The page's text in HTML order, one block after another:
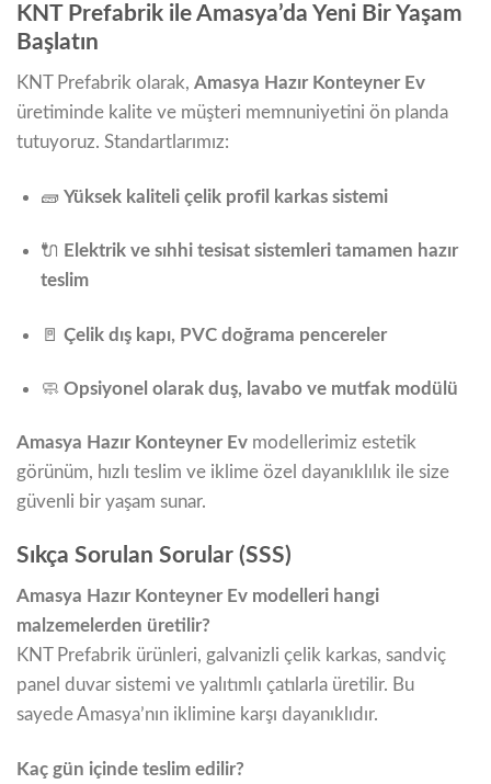
KNT Prefabrik ile Amasya’da Yeni Bir Yaşam
Başlatın
KNT Prefabrik olarak, Amasya Hazır Konteyner Ev
üretiminde kalite ve müşteri memnuniyetini ön planda
tutuyoruz. Standartlarımız:
🧱Yüksek kaliteli çelik profil karkas sistemi
🔌 Elektrik ve sıhhi tesisat sistemleri tamamen hazır
teslim
🚪Çelik dış kapı, PVC doğrama pencereler
🧼Opsiyonel olarak duş, lavabo ve mutfak modülü
Amasya Hazır Konteyner Ev modellerimiz estetik
görünüm, hızlı teslim ve iklime özel dayanıklılık ile size
güvenli bir yaşam sunar.
Sıkça Sorulan Sorular (SSS)
Amasya Hazır Konteyner Ev modelleri hangi
malzemelerden üretilir?
KNT Prefabrik ürünleri, galvanizli çelik karkas, sandviç
panel duvar sistemi ve yalıtımlı çatılarla üretilir. Bu
sayede Amasya’nın iklimine karşı dayanıklıdır.
Kaç gün içinde teslim edilir?